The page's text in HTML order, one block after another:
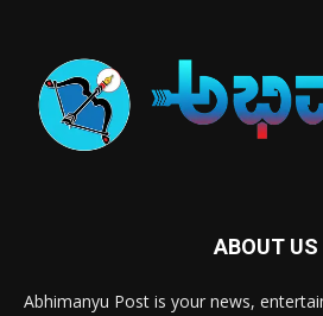
ABOUT US
Abhimanyu Post is your news,